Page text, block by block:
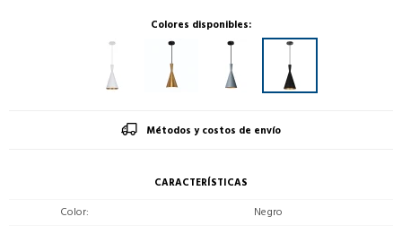
Colores disponibles:
Métodos y costos de envío
CARACTERÍSTICAS
Color
Negro